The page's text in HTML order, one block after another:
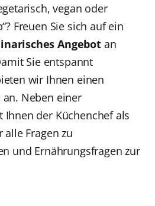
vegan oder
Freuen Sie sich auf ein
Angebotan
Sie entspannt
wir Ihnen einen
an. Neben einer
der Küchenchef als
Fragen zu
und Ernährungsfragen zur